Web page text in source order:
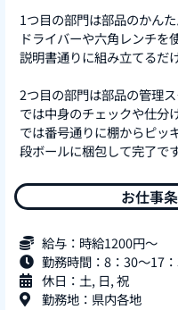
1つ目の部門は部品のかんた
ドライバーや六角レンチを
説明書通りに組み立てるだ
2つ目の部門は部品の管理ス
では中身のチェックや仕分
では番号通りに棚からピッ
段ボールに梱包して完了です
お仕事
給与：時給1200円～
勤務時間：8：30～17
休日：土, 日, 祝
勤務地：県内各地